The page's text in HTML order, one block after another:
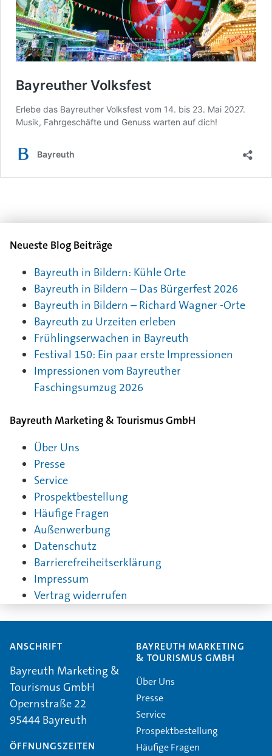
Neueste Blog Beiträge
Bayreuth in Bildern: Kühle Orte
Bayreuth in Bildern – Das Bürgerfest 2026
Bayreuth in Bildern – Richard Wagner -Orte
Bayreuth zu Urzeiten erleben
Frühlingserwachen in Bayreuth
Festival 150: Ein paar erste Impressionen
Impressionen vom Bayreuther
Faschingsumzug 2026
Bayreuth Marketing & Tourismus GmbH
Über Uns
Presse
Service
Prospektbestellung
Häufige Fragen
Außenwerbung
Datenschutz
Barrierefreiheitserklärung
Impressum
Vertrag widerrufen
ANSCHRIFT
Bayreuth Marketing &
Tourismus GmbH
Opernstraße 22
95444 Bayreuth
ÖFFNUNGSZEITEN
BAYREUTH MARKETING
& TOURISMUS GMBH
Über Uns
Presse
Service
Prospektbestellung
Häufige Fragen